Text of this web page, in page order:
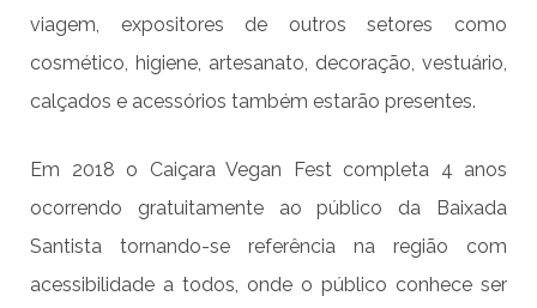
viagem, expositores de outros setores como
cosmético, higiene, artesanato, decoração, vestuário,
calçados e acessórios também estarão presentes.
Em 2018 o Caiçara Vegan Fest completa 4 anos
ocorrendo gratuitamente ao público da Baixada
Santista tornando-se referência na região com
acessibilidade a todos, onde o público conhece ser